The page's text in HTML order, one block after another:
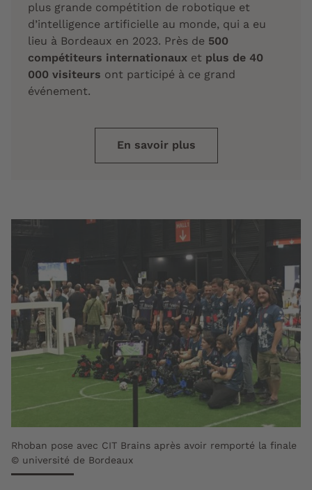
plus grande compétition de robotique et
d’intelligence artificielle au monde, qui a eu
lieu à Bordeaux en 2023. Près de 500
compétiteurs internationaux et plus de 40
000 visiteurs ont participé à ce grand
événement.
En savoir plus
Rhoban pose avec CIT Brains après avoir remporté la finale
© université de Bordeaux